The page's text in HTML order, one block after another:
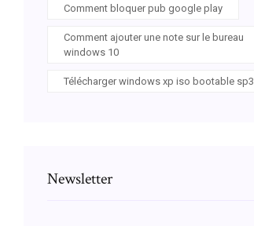
Comment bloquer pub google play
Comment ajouter une note sur le bureau
windows 10
Télécharger windows xp iso bootable sp3
Newsletter